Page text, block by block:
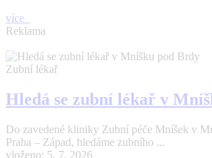
více
Reklama
Zubní lékař
Hledá se zubní lékař v
Do zavedené kliniky Zubní péče Mníšek v
Praha – Západ, hledáme zubního ...
vloženo: 5. 7. 2026